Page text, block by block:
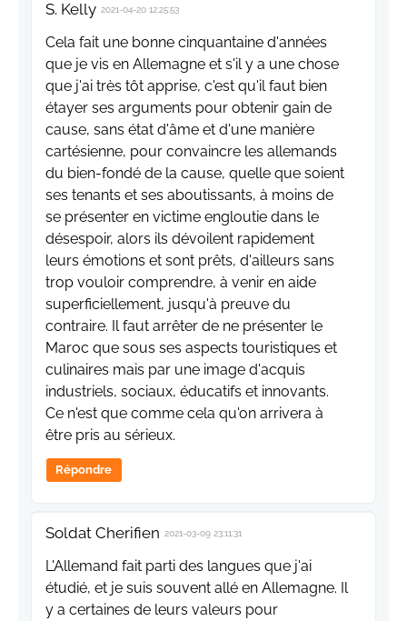
S. Kelly 2021-04-20 12:25:53
Cela fait une bonne cinquantaine d'années
que je vis en Allemagne et s'il y a une chose
que j'ai très tôt apprise, c'est qu'il faut bien
étayer ses arguments pour obtenir gain de
cause, sans état d'âme et d'une manière
cartésienne, pour convaincre les allemands
du bien-fondé de la cause, quelle que soient
ses tenants et ses aboutissants, à moins de
se présenter en victime engloutie dans le
désespoir, alors ils dévoilent rapidement
leurs émotions et sont prêts, d'ailleurs sans
trop vouloir comprendre, à venir en aide
superficiellement, jusqu'à preuve du
contraire. Il faut arrêter de ne présenter le
Maroc que sous ses aspects touristiques et
culinaires mais par une image d'acquis
industriels, sociaux, éducatifs et innovants.
Ce n'est que comme cela qu'on arrivera à
être pris au sérieux.
Répondre
Soldat Cherifien 2021-03-09 23:11:31
L'Allemand fait parti des langues que j'ai
étudié, et je suis souvent allé en Allemagne. Il
y a certaines de leurs valeurs pour